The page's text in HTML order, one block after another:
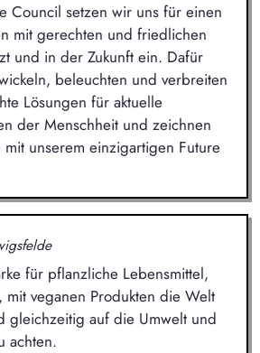
Council setzen wir uns für einen
mit gerechten und friedlichen
und in der Zukunft ein. Dafür
beleuchten und verbreiten
Lösungen für aktuelle
der Menschheit und zeichnen
mit unserem einzigartigen Future
für pflanzliche Lebensmittel,
veganen Produkten die Welt
gleichzeitig auf die Umwelt und
achten.